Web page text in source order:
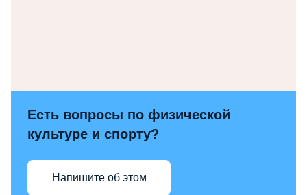
Есть вопросы по физической
культуре и спорту?
Напишите об этом